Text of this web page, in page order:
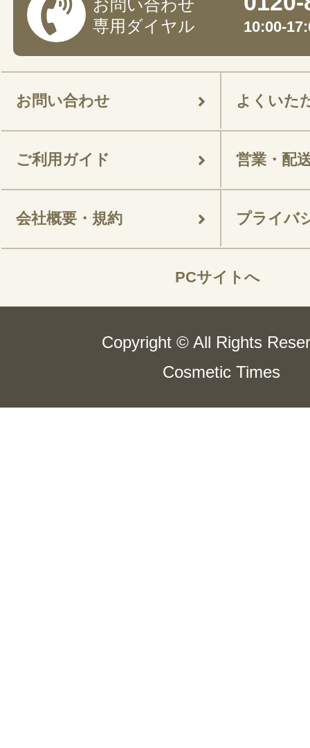
お問い合わせ
専用ダイヤル
10:00-
お問い合わせ よくいた
ご利用ガイド 営業・配
会社概要・規約 プライバ
PCサイトへ
Copyright © All Rights
Cosmetic Times